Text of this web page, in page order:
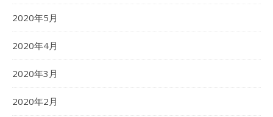
2020年5月
2020年4月
2020年3月
2020年2月